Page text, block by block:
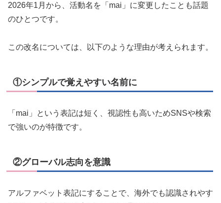
2026年1月から、活動名を「mai」に変更したことも話題
のひとつです。
この改名については、以下のような理由が考えられます。
①シンプルで覚えやすい名前に
「mai」という表記は短く、視認性も高いためSNSや検索
で強いのが特徴です。
②グローバル志向を意識
アルファベット表記にすることで、海外でも認識されやす